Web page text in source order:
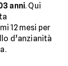
anni. Qui
12 mesi per
d’anzianità